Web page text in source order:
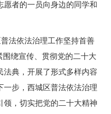
愿者的一员向身边的同学和
法依法治理工作坚持首善
围绕宣传、贯彻党的二十大
法典，开展了形式多样内容
一步，西城区普法依法治理
领，切实把党的二十大精神